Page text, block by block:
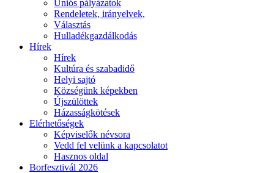
Uniós pályázatok
Rendeletek, irányelvek,
Választás
Hulladékgazdálkodás
Hírek
Hírek
Kultúra és szabadidő
Helyi sajtó
Községünk képekben
Újszülöttek
Házasságkötések
Elérhetőségek
Képviselők névsora
Vedd fel velünk a kapcsolatot
Hasznos oldal
Borfesztivál 2026